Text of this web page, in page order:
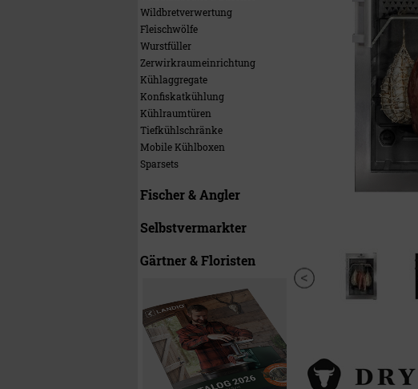
Wildbretverwertung
Fleischwölfe
Wurstfüller
Zerwirkraumeinrichtung
Kühlaggregate
Konfiskatkühlung
Kühlraumtüren
Tiefkühlschränke
Mobile Kühlboxen
Sparsets
Fischer & Angler
Selbstvermarkter
Gärtner & Floristen